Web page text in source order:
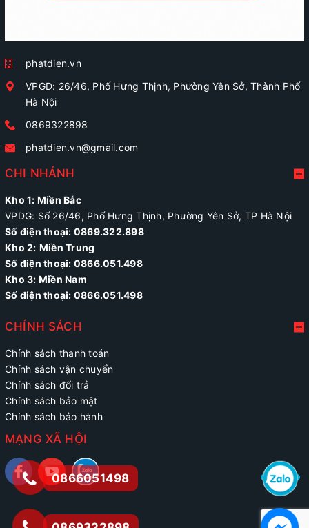
phatdien.vn
VPGD: 26/46, Phố Hưng Thịnh, Phường Yên Sở, Thành Phố
Hà Nội
0869322898
phatdien.vn@gmail.com
CHI NHÁNH
Kho 1: Miền Bắc
VPDG: Số 26/46, Phố Hưng Thịnh, Phường Yên Sở, TP Hà Nội
Số điện thoại: 0869.322.898
Kho 2: Miền Trung
Số điện thoại: 0866.051.498
Kho 3: Miền Nam
Số điện thoại: 0866.051.498
CHÍNH SÁCH
Chính sách thanh toán
Chính sách vận chuyển
Chính sách đổi trả
Chính sách bảo mật
Chính sách bảo hành
MẠNG XÃ HỘI
0866051498